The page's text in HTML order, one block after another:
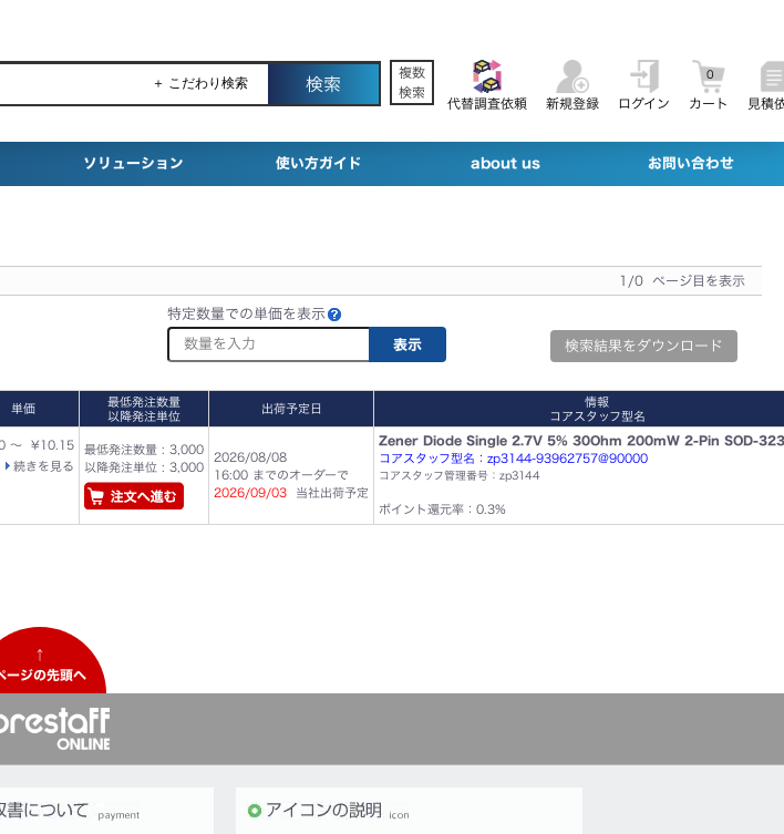
＋ こだわり検索
複数
検索
代替調査依頼
新規登録 ログイン カート
0
見積
ソリューション 使い方ガイド about us お問い合わせ
1/0 ページ目を表示
特定数量での単価を表示
検索結果をダウンロード
単価
最低発注数量
以降発注単位
出荷予定日
情報
コアスタッフ型名
～ ¥10.15
続きを見る
最低発注数量 : 3,000
以降発注単位 : 3,000
2026/08/08
16:00 までのオーダーで
2026/09/03
当社出荷予定
Zener Diode Single 2.7V 5% 30Ohm 200mW 2-Pin SOD-
コアスタッフ型名：zp3144-93962757@90000
コアスタッフ管理番号：zp3144
ポイント還元率：0.3%
↑
ージの先頭へ